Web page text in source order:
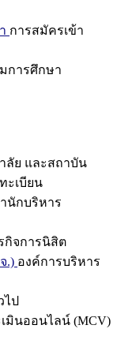
การสมัครเข้า
การศึกษา
ลัย และสถาบัน
ะเบียน
นักบริหาร
กิจการนิสิต
.) องค์การบริหาร
ป
มินออนไลน์ (MCV)